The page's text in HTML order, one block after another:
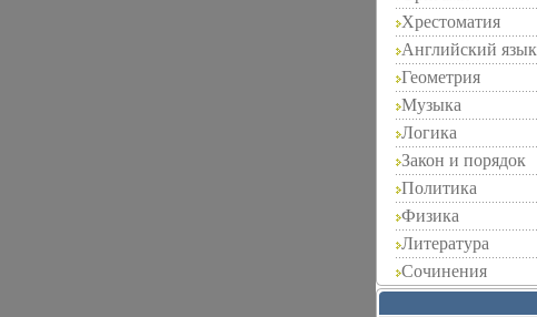
Хрестоматия
Английский язык
Геометрия
Музыка
Логика
Закон и порядок
Политика
Физика
Литература
Сочинения